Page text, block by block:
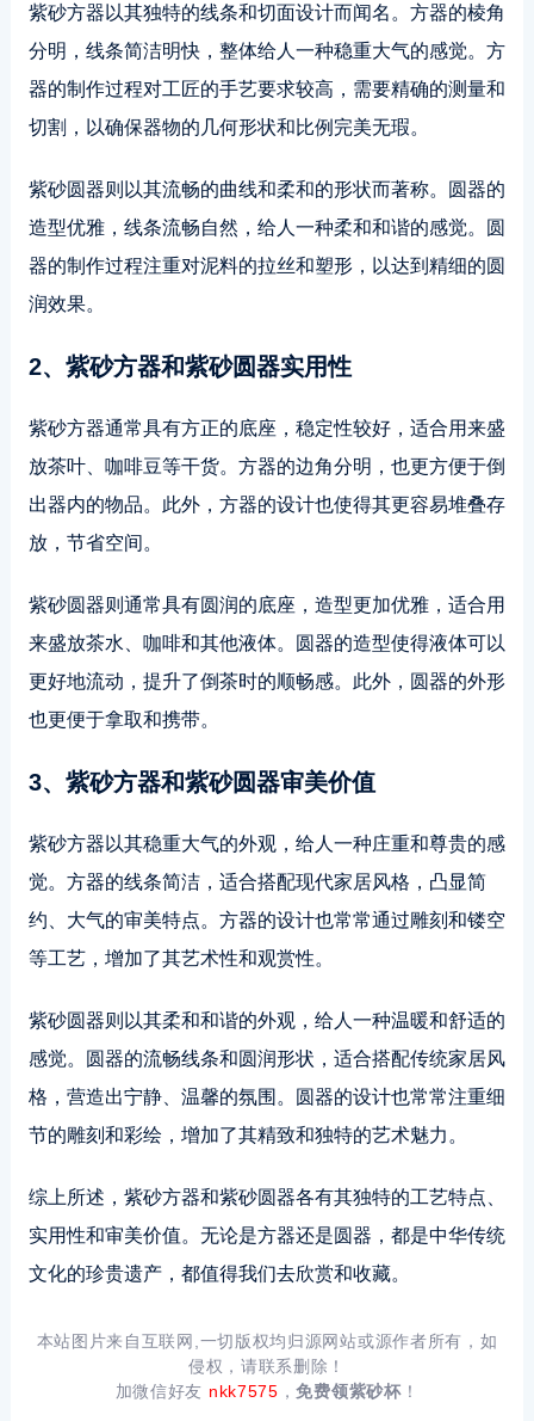
紫砂方器以其独特的线条和切面设计而闻名。方器的棱角
分明，线条简洁明快，整体给人一种稳重大气的感觉。方
器的制作过程对工匠的手艺要求较高，需要精确的测量和
切割，以确保器物的几何形状和比例完美无瑕。
紫砂圆器则以其流畅的曲线和柔和的形状而著称。圆器的
造型优雅，线条流畅自然，给人一种柔和和谐的感觉。圆
器的制作过程注重对泥料的拉丝和塑形，以达到精细的圆
润效果。
2、紫砂方器和紫砂圆器实用性
紫砂方器通常具有方正的底座，稳定性较好，适合用来盛
放茶叶、咖啡豆等干货。方器的边角分明，也更方便于倒
出器内的物品。此外，方器的设计也使得其更容易堆叠存
放，节省空间。
紫砂圆器则通常具有圆润的底座，造型更加优雅，适合用
来盛放茶水、咖啡和其他液体。圆器的造型使得液体可以
更好地流动，提升了倒茶时的顺畅感。此外，圆器的外形
也更便于拿取和携带。
3、紫砂方器和紫砂圆器审美价值
紫砂方器以其稳重大气的外观，给人一种庄重和尊贵的感
觉。方器的线条简洁，适合搭配现代家居风格，凸显简
约、大气的审美特点。方器的设计也常常通过雕刻和镂空
等工艺，增加了其艺术性和观赏性。
紫砂圆器则以其柔和和谐的外观，给人一种温暖和舒适的
感觉。圆器的流畅线条和圆润形状，适合搭配传统家居风
格，营造出宁静、温馨的氛围。圆器的设计也常常注重细
节的雕刻和彩绘，增加了其精致和独特的艺术魅力。
综上所述，紫砂方器和紫砂圆器各有其独特的工艺特点、
实用性和审美价值。无论是方器还是圆器，都是中华传统
文化的珍贵遗产，都值得我们去欣赏和收藏。
本站图片来自互联网,一切版权均归源网站或源作者所有，如
侵权，请联系删除！
加微信好友 nkk7575 ，免费领紫砂杯！